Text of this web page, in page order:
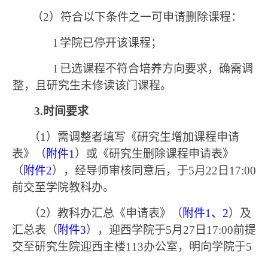
（2）符合以下条件之一可申请删除课程：
l 学院已停开该课程；
l 已选课程不符合培养方向要求，确需调
整，且研究生未修读该门课程。
3.时间要求
（1 ）需调整者填写《研究生增加课程申请
表》（ 附件1 ）或《研究生删除课程申请表》
（ 附件2），经导师审核同意后，于5月 22 日 17:00
前交至学院教科办。
（2） 教科办汇总 《申请表》（ 附件1 、 2）及
汇总表（ 附件3），迎西学院于5月 27 日 17:00前提
交至研究生院迎西主楼113办公室，明向学院于5